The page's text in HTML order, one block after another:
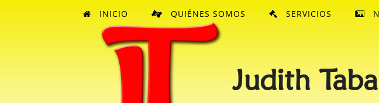
Judith
INICIO QUIÉNES SOMOS SERVICIOS